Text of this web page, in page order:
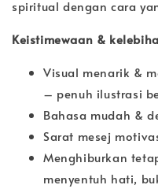
spiritual dengan cara
Keistimewaan &
Visual menarik &
– penuh ilustrasi
Bahasa mudah &
Sarat mesej
Menghiburkan
menyentuh hati,